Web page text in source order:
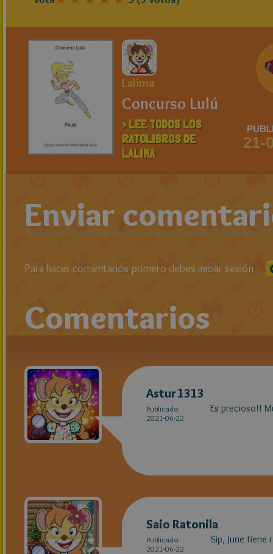
Lalima
Concurso Lulú
> LEE TODOS LOS
RATOLIBROS DE
LALIMA
21-
Enviar
Para hacer comentarios primero debes iniciar sesión
Comentarios
Astur1313
Publicado
2021-06-22
Es precioso!!
Saio Ratonila
Publicado
2021-06-22
Sip, June tiene